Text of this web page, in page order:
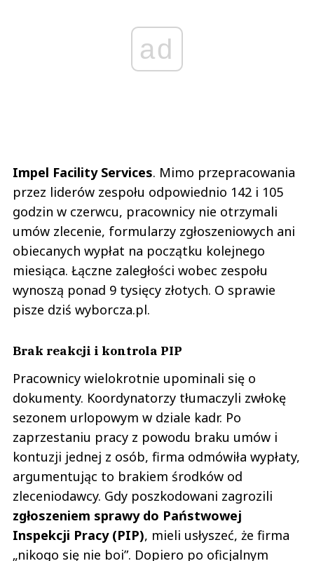
ad
Impel Facility Services. Mimo przepracowania
przez liderów zespołu odpowiednio 142 i 105
godzin w czerwcu, pracownicy nie otrzymali
umów zlecenie, formularzy zgłoszeniowych ani
obiecanych wypłat na początku kolejnego
miesiąca. Łączne zaległości wobec zespołu
wynoszą ponad 9 tysięcy złotych. O sprawie
pisze dziś wyborcza.pl.
Brak reakcji i kontrola PIP
Pracownicy wielokrotnie upominali się o
dokumenty. Koordynatorzy tłumaczyli zwłokę
sezonem urlopowym w dziale kadr. Po
zaprzestaniu pracy z powodu braku umów i
kontuzji jednej z osób, firma odmówiła wypłaty,
argumentując to brakiem środków od
zleceniodawcy. Gdy poszkodowani zagrozili
zgłoszeniem sprawy do Państwowej
Inspekcji Pracy (PIP), mieli usłyszeć, że firma
„nikogo się nie boi”. Dopiero po oficjalnym